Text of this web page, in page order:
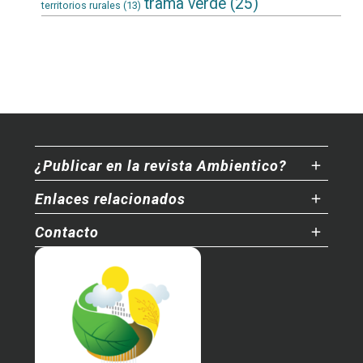
territorios rurales (13) trama verde(25)
¿Publicar en la revista Ambientico?
Enlaces relacionados
Contacto